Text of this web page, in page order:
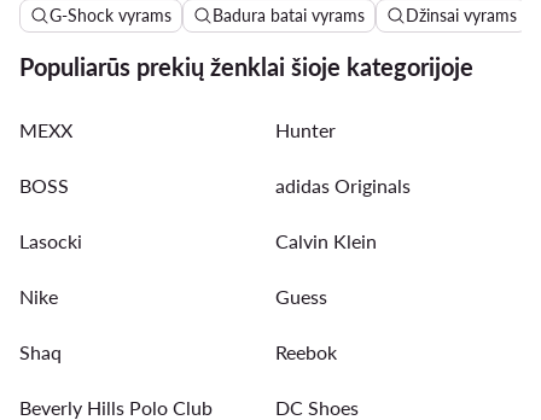
G-Shock vyrams Badura batai vyrams Džinsai vyrams
Populiarūs prekių ženklai šioje kategorijoje
MEXX Hunter
BOSS adidas Originals
Lasocki Calvin Klein
Nike Guess
Shaq Reebok
Beverly Hills Polo Club DC Shoes